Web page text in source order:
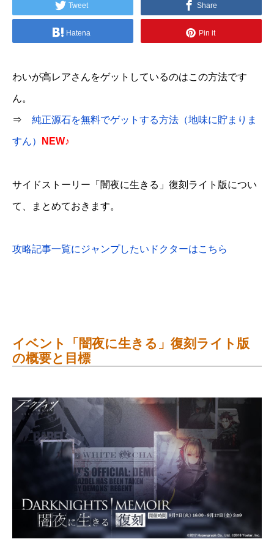
Tweet Share
Hatena Pin it
わいが高レアさんをゲットしているのはこの方法です
ん。
⇒ 純正源石を無料でゲットする方法（地味に貯まりま
すん） NEW♪
サイドストーリー「闇夜に生きる」復刻ライト版につい
て、まとめておきます。
攻略記事一覧にジャンプしたいドクターはこちら
イベント「闇夜に生きる」復刻ライト版
の概要と目標